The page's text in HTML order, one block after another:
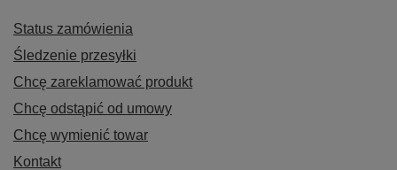
Status zamówienia
Śledzenie przesyłki
Chcę zareklamować produkt
Chcę odstąpić od umowy
Chcę wymienić towar
Kontakt